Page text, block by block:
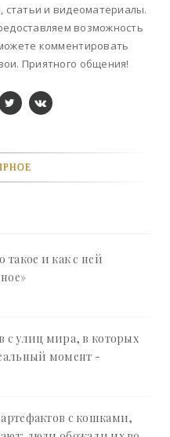
и видеоматериалы.
возможность
комментировать
Приятного общения!
такое и как с ней
с улиц мира, в которых
момент -
с кошками,